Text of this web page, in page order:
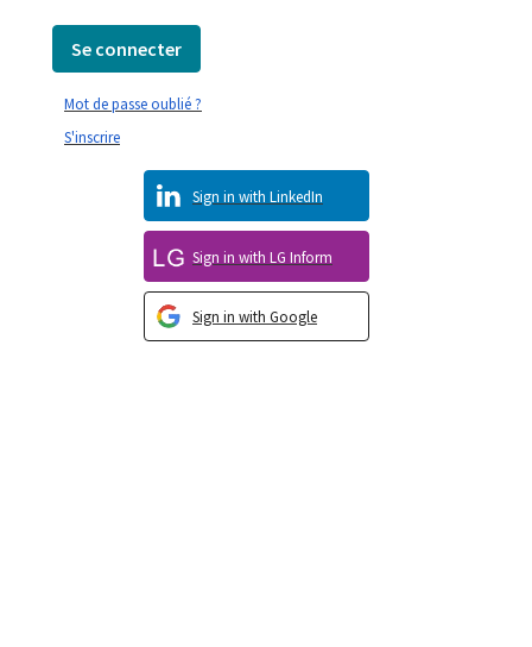
Se connecter
Sign in with Google
Sign in with LG Inform
Sign in with LinkedIn
S'inscrire
Mot de passe oublié ?